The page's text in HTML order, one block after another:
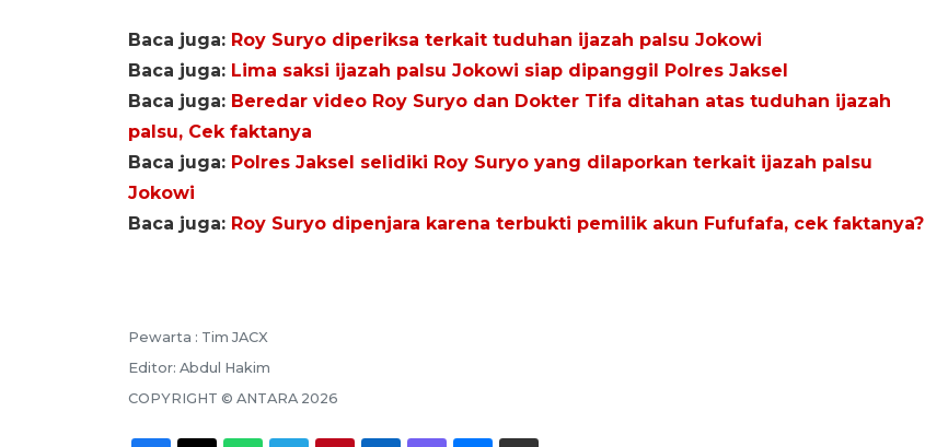
Baca juga: Roy Suryo diperiksa terkait tuduhan ijazah palsu Jokowi
Baca juga: Lima saksi ijazah palsu Jokowi siap dipanggil Polres Jaksel
Baca juga: Beredar video Roy Suryo dan Dokter Tifa ditahan atas tuduhan ijazah
palsu, Cek faktanya
Baca juga: Polres Jaksel selidiki Roy Suryo yang dilaporkan terkait ijazah palsu
Jokowi
Baca juga: Roy Suryo dipenjara karena terbukti pemilik akun Fufufafa, cek faktanya?
Pewarta : Tim JACX
Editor: Abdul Hakim
COPYRIGHT © ANTARA 2026